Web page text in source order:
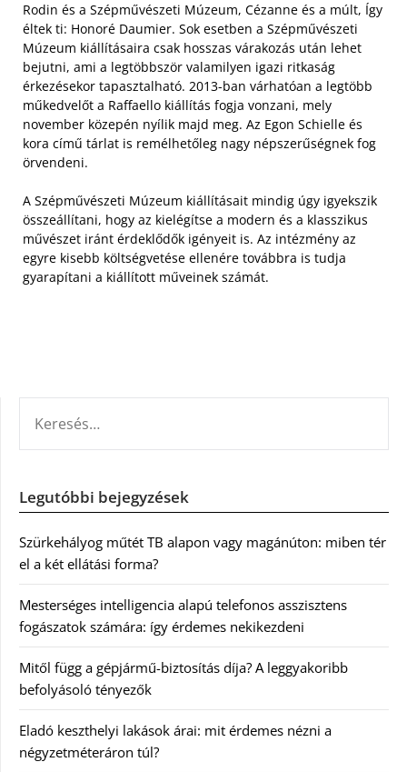
Rodin és a Szépművészeti Múzeum, Cézanne és a múlt, Így
éltek ti: Honoré Daumier. Sok esetben a Szépművészeti
Múzeum kiállításaira csak hosszas várakozás után lehet
bejutni, ami a legtöbbször valamilyen igazi ritkaság
érkezésekor tapasztalható. 2013-ban várhatóan a legtöbb
műkedvelőt a Raffaello kiállítás fogja vonzani, mely
november közepén nyílik majd meg. Az Egon Schielle és
kora című tárlat is remélhetőleg nagy népszerűségnek fog
örvendeni.
A Szépművészeti Múzeum kiállításait mindig úgy igyekszik
összeállítani, hogy az kielégítse a modern és a klasszikus
művészet iránt érdeklődők igényeit is. Az intézmény az
egyre kisebb költségvetése ellenére továbbra is tudja
gyarapítani a kiállított műveinek számát.
Legutóbbi bejegyzések
Szürkehályog műtét TB alapon vagy magánúton: miben tér
el a két ellátási forma?
Mesterséges intelligencia alapú telefonos asszisztens
fogászatok számára: így érdemes nekikezdeni
Mitől függ a gépjármű-biztosítás díja? A leggyakoribb
befolyásoló tényezők
Eladó keszthelyi lakások árai: mit érdemes nézni a
négyzetméteráron túl?